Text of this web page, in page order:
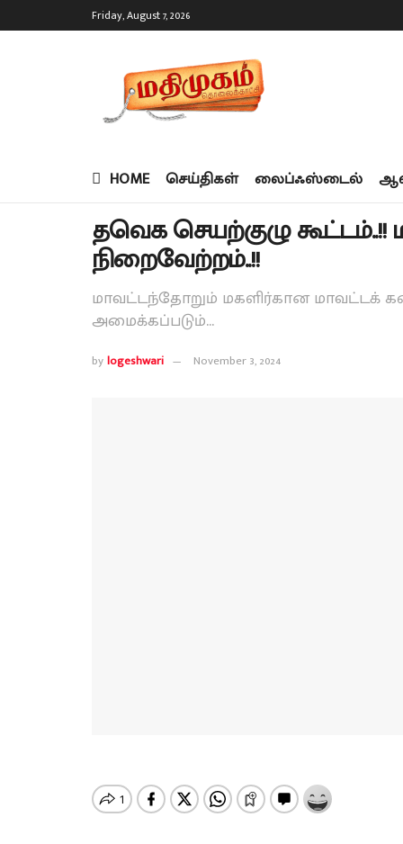
Friday, August 7, 2026
HOME செய்திகள் லைப்ஃஸ்டைல்
தவெக செயற்குழு
நிறைவேற்றம்..!!
மாவட்டந்தோறும் மகளிர்கான
அமைக்கப்படும்...
bylogeshwari November 3, 2024